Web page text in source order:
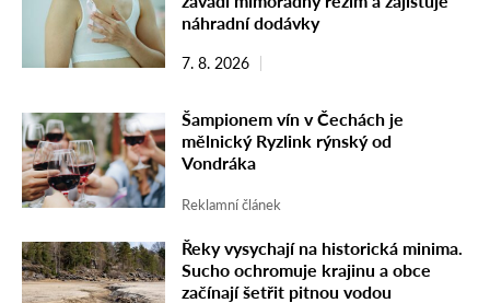
náhradní dodávky
7. 8. 2026
Šampionem vín v Čechách je
mělnický Ryzlink rýnský od
Vondráka
Reklamní článek
Řeky vysychají na historická minima.
Sucho ochromuje krajinu a obce
začínají šetřit pitnou vodou